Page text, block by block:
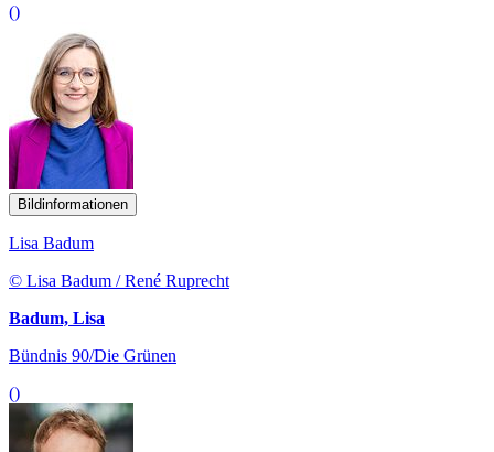
()
Bildinformationen
Lisa Badum
© Lisa Badum / René Ruprecht
Badum, Lisa
Bündnis 90/Die Grünen
()